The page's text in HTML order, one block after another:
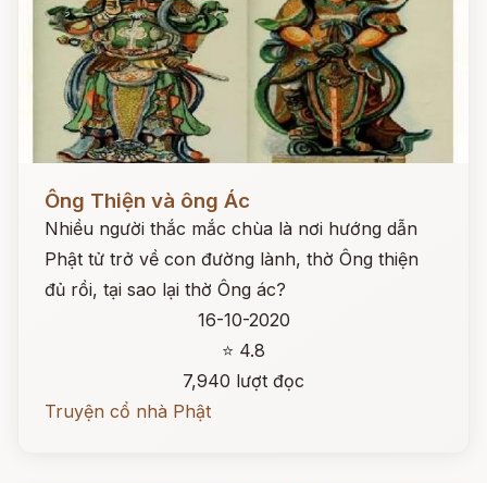
Đọc ngay
Ông Thiện và ông Ác
Nhiều người thắc mắc chùa là nơi hướng dẫn
Phật tử trở về con đường lành, thờ Ông thiện
đủ rồi, tại sao lại thờ Ông ác?
16-10-2020
⭐ 4.8
7,940 lượt đọc
Truyện cổ nhà Phật